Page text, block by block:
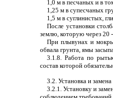
1,0 м в песчаных и в
1,25 м в супесчаных
1,5 м в суглинистых,
После установки
землю, которую через 20
При плывунах и
обвала грунта, ямы
3.1.8. Работа по
состав которой
3.2. Установка и
3.2.1. Установку и